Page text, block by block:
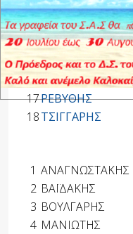
13ΝΤΑΤΗΣ
14ΠΑΝΑΓΙΩΤΟΥ
15
ΠΑΠΑΔΟΠΟΥΛΟΣ
16ΠΑΡΑΚΑΤΗΣ
17ΡΕΒΥΘΗΣ
18ΤΣΙΓΓΑΡΗΣ
1 ΑΝΑΓΝΩΣΤΑΚΗΣ
2 ΒΑΪΔΑΚΗΣ
3 ΒΟΥΛΓΑΡΗΣ
4 ΜΑΝΙΩΤΗΣ